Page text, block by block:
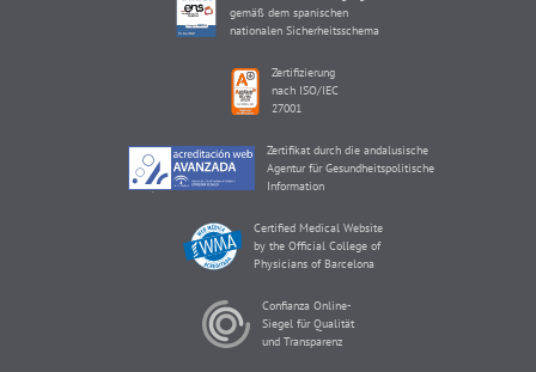
gemäß dem spanischen
nationalen Sicherheitsschema
Zertifizierung
nach ISO/IEC
27001
Zertifikat durch die andalusische
Agentur für Gesundheitspolitische
Information
Certified Medical Website
by the Official College of
Physicians of Barcelona
Confianza Online-
Siegel für Qualität
und Transparenz